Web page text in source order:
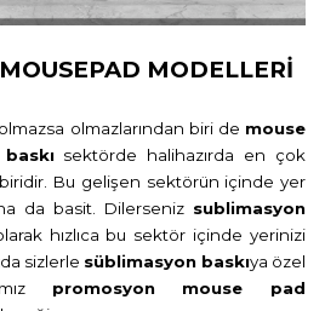
MODELLERİ
olmazlarından biri de mouse
sektörde halihazırda en çok
Bu gelişen sektörün içinde yer
da basit. Dilerseniz sublimasyon
hızlıca bu sektör içinde yerinizi
sizlerle süblimasyon baskıya özel
promosyon mouse pad